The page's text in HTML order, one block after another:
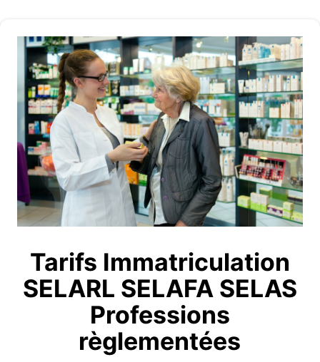
Tarifs Immatriculation
SELARL SELAFA SELAS
Professions
règlementées